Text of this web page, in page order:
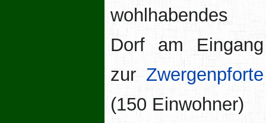
wohlhabendes
Dorf am Eingang
zur Zwergenpforte
(150 Einwohner)